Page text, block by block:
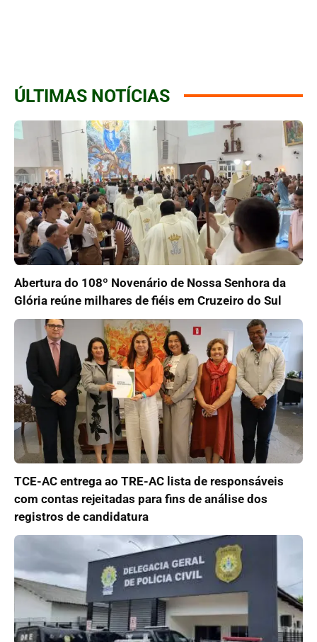
ÚLTIMAS NOTÍCIAS
Abertura do 108º Novenário de Nossa Senhora da
Glória reúne milhares de fiéis em Cruzeiro do Sul
TCE-AC entrega ao TRE-AC lista de responsáveis
com contas rejeitadas para fins de análise dos
registros de candidatura